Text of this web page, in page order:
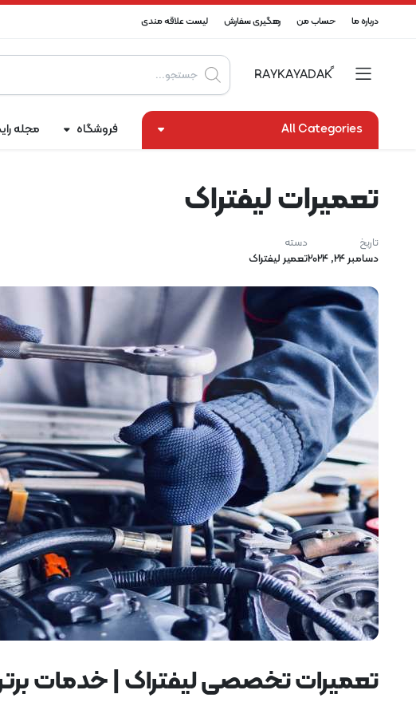
درباره ما حساب من رهگیری سفارش لیست علاقه مندی
Products
search
All Categories فروشگاه مجله
تعمیرات لیفتراک
تاریخ
دسامبر 24, 2024
دسته
تعمیر لیفتراک
تعمیرات تخصصی لیفتراک | خدمات برتر